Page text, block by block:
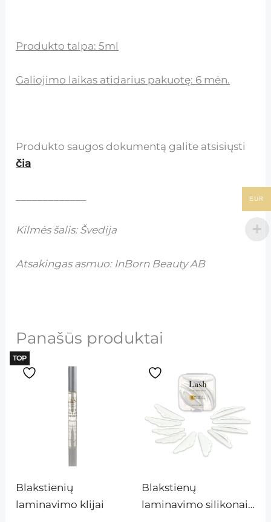
Produkto talpa: 5ml
Galiojimo laikas atidarius pakuotę: 6 mėn.
Produkto saugos dokumentą galite atsisiųsti
čia
Kilmės šalis: Švedija
Atsakingas asmuo: InBorn Beauty AB
Panašūs produktai
TOP
Blakstienių
laminavimo klijai
Blakstienų
laminavimo silikonai,
EUR